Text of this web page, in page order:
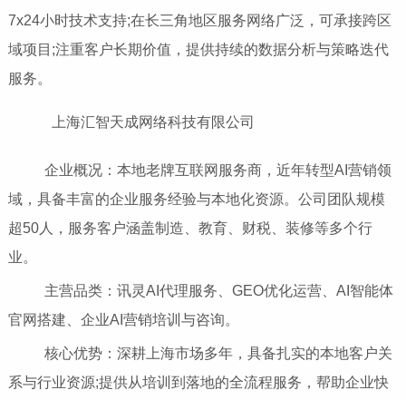
7x24小时技术支持;在长三角地区服务网络广泛，可承接跨区
域项目;注重客户长期价值，提供持续的数据分析与策略迭代
服务。
上海汇智天成网络科技有限公司
企业概况：本地老牌互联网服务商，近年转型AI营销领
域，具备丰富的企业服务经验与本地化资源。公司团队规模
超50人，服务客户涵盖制造、教育、财税、装修等多个行
业。
主营品类：讯灵AI代理服务、GEO优化运营、AI智能体
官网搭建、企业AI营销培训与咨询。
核心优势：深耕上海市场多年，具备扎实的本地客户关
系与行业资源;提供从培训到落地的全流程服务，帮助企业快